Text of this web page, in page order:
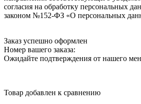
согласия на обработку персональных
законом №152-ФЗ «О персональных
Заказ успешно оформлен
Номер вашего заказа:
Ожидайте подтверждения от нашего
Товар добавлен к сравнению